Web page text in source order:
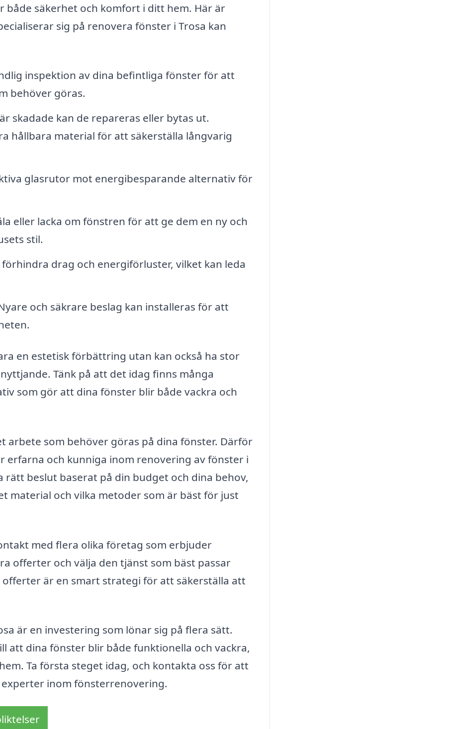
både säkerhet och komfort i ditt hem. Här är
sig på renovera fönster i Trosa kan
inspektion av dina befintliga fönster för att
behöver göras.
skadade kan de repareras eller bytas ut.
hållbara material för att säkerställa långvarig
glasrutor mot energibesparande alternativ för
eller lacka om fönstren för att ge dem en ny och
stil.
drag och energiförluster, vilket kan leda
och säkrare beslag kan installeras för att
en estetisk förbättring utan kan också ha stor
Tänk på att det idag finns många
som gör att dina fönster blir både vackra och
arbete som behöver göras på dina fönster. Därför
och kunniga inom renovering av fönster i
beslut baserat på din budget och dina behov,
material och vilka metoder som är bäst för just
med flera olika företag som erbjuder
offerter och välja den tjänst som bäst passar
är en smart strategi för att säkerställa att
är en investering som lönar sig på flera sätt.
att dina fönster blir både funktionella och vackra,
Ta första steget idag, och kontakta oss för att
inom fönsterrenovering.